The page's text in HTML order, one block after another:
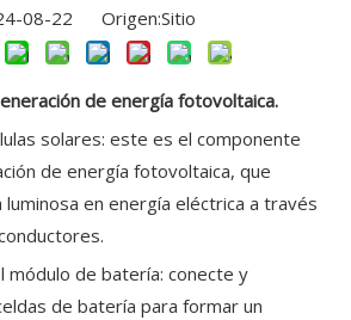
08-22 Origen:Sitio
de energía fotovoltaica.
solares: este es el componente
de energía fotovoltaica, que
en energía eléctrica a través
módulo de batería: conecte y
de batería para formar un